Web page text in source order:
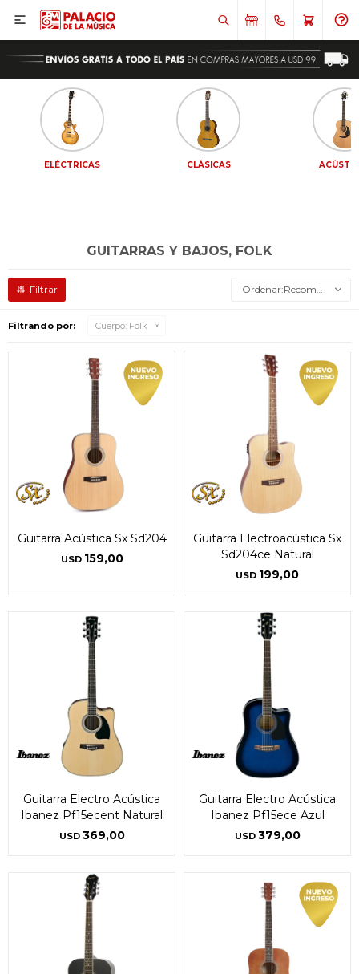

ELÉCTRICAS CLÁSICAS
GUITARRAS Y BAJOS, FOLK
Recomendados
Filtrando por: Cuerpo: Folk
Guitarra Acústica Sx Sd204
USD 159,00
Guitarra Electroacústica Sx
Sd204ce Natural
USD 199,00
Guitarra Electro Acústica
Ibanez Pf15ecent Natural
USD 369,00
Guitarra Electro Acústica
Ibanez Pf15ece Azul
USD 379,00